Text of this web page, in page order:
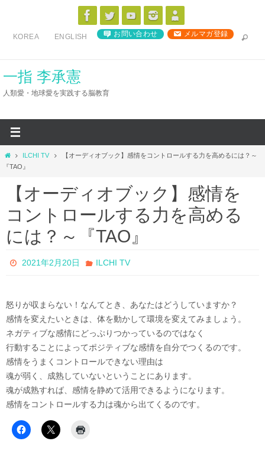
ス
KOREA ENGLISH お問い合わせ メルマガ登録
一指 李承憲
人類愛・地球愛を実践する脳教育
ホ
ー
ILCHI TV
【オーディオブック】感情をコントロールする力を高めるには？～
『TAO』
【オーディオブック】感情を
コントロールする力を高める
には？～『TAO』
2021年2月20日 ILCHI TV
怒りが収まらない！なんてとき、あなたはどうしていますか？
感情を変えたいときは、体を動かして環境を変えてみましょう。
ネガティブな感情にどっぷりつかっているのではなく
行動することによってポジティブな感情を自分でつくるのです。
感情をうまくコントロールできない理由は
魂が弱く、成熟していないということにあります。
魂が成熟すれば、感情を静めて活用できるようになります。
感情をコントロールする力は魂から出てくるのです。